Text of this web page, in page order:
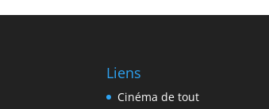
Liens
Cinéma de tout